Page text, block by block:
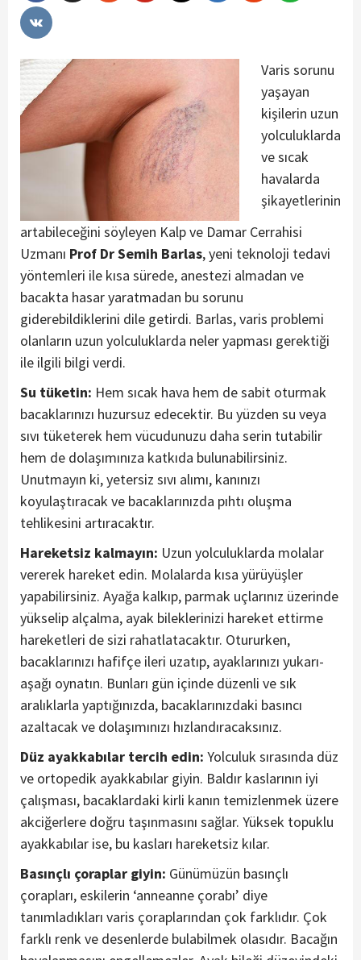
Varis sorunu
yaşayan
kişilerin uzun
yolculuklarda
ve sıcak
havalarda
şikayetlerinin
artabileceğini söyleyen Kalp ve Damar Cerrahisi
Uzmanı Prof Dr Semih Barlas, yeni teknoloji tedavi
yöntemleri ile kısa sürede, anestezi almadan ve
bacakta hasar yaratmadan bu sorunu
giderebildiklerini dile getirdi. Barlas, varis problemi
olanların uzun yolculuklarda neler yapması gerektiği
ile ilgili bilgi verdi.
Su tüketin: Hem sıcak hava hem de sabit oturmak
bacaklarınızı huzursuz edecektir. Bu yüzden su veya
sıvı tüketerek hem vücudunuzu daha serin tutabilir
hem de dolaşımınıza katkıda bulunabilirsiniz.
Unutmayın ki, yetersiz sıvı alımı, kanınızı
koyulaştıracak ve bacaklarınızda pıhtı oluşma
tehlikesini artıracaktır.
Hareketsiz kalmayın: Uzun yolculuklarda molalar
vererek hareket edin. Molalarda kısa yürüyüşler
yapabilirsiniz. Ayağa kalkıp, parmak uçlarınız üzerinde
yükselip alçalma, ayak bileklerinizi hareket ettirme
hareketleri de sizi rahatlatacaktır. Otururken,
bacaklarınızı hafifçe ileri uzatıp, ayaklarınızı yukarı-
aşağı oynatın. Bunları gün içinde düzenli ve sık
aralıklarla yaptığınızda, bacaklarınızdaki basıncı
azaltacak ve dolaşımınızı hızlandıracaksınız.
Düz ayakkabılar tercih edin: Yolculuk sırasında düz
ve ortopedik ayakkabılar giyin. Baldır kaslarının iyi
çalışması, bacaklardaki kirli kanın temizlenmek üzere
akciğerlere doğru taşınmasını sağlar. Yüksek topuklu
ayakkabılar ise, bu kasları hareketsiz kılar.
Basınçlı çoraplar giyin: Günümüzün basınçlı
çorapları, eskilerin ‘anneanne çorabı’ diye
tanımladıkları varis çoraplarından çok farklıdır. Çok
farklı renk ve desenlerde bulabilmek olasıdır. Bacağın